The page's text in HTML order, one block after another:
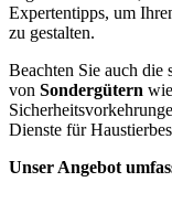
Expertentipps, um
zu gestalten.
Beachten Sie auch die
von Sondergütern wie
Dienste für
Unser Angebot